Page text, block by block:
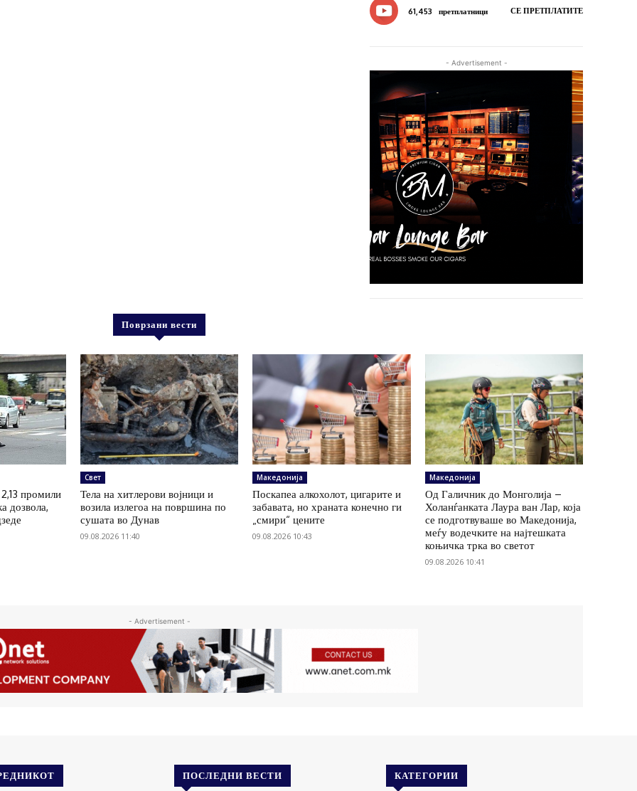
61,453 претплатници СЕ ПРЕТПЛАТИТЕ
- Advertisement -
Поврзани вести
промили
дозвола,
Свет
Тела на хитлерови војници и
возила излегоа на површина по
сушата во Дунав
09.08.2026 11:40
Македонија
Поскапеа алкохолот, цигарите и
забавата, но храната конечно ги
„смири“ цените
09.08.2026 10:43
Македонија
Од Галичник до Монголија –
Холанѓанката Лаура ван Лар, која
се подготвуваше во Македонија,
меѓу водечките на најтешката
коњичка трка во светот
09.08.2026 10:41
- Advertisement -
ПОСЛЕДНИ ВЕСТИ КАТЕГОРИИ